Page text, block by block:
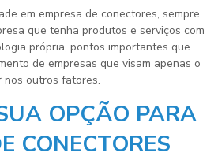
em empresa de conectores, sempre
que tenha produtos e serviços com
própria, pontos importantes que
de empresas que visam apenas o
nos outros fatores.
OPÇÃO PARA
CONECTORES